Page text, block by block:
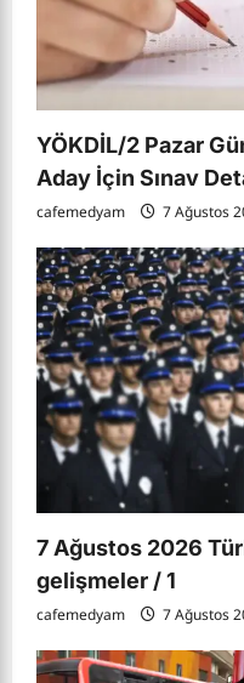
YÖKDİL/2 Pazar
Aday İçin Sınav
cafemedyam 7 Ağustos
7 Ağustos 2026
gelişmeler / 1
cafemedyam 7 Ağustos